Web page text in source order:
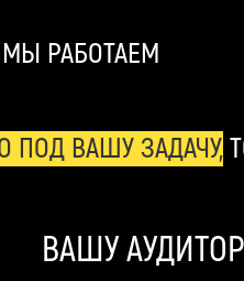
РАБОТАЕМ
ПОД ВАШУ ЗАДАЧУ,
ВАШУ